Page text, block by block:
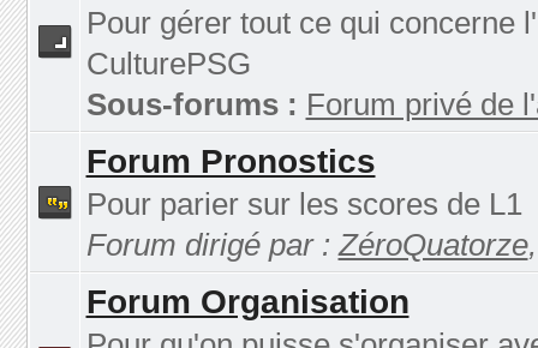
Pour gérer tout ce qui concerne
CulturePSG
Sous-forums : Forum privé de
Forum Pronostics
Pour parier sur les scores de L1
Forum dirigé par :ZéroQuatorze
Forum Organisation